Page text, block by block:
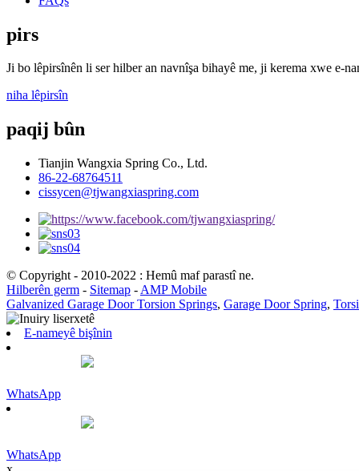
pirs
Ji bo lêpirsînên li ser hilber an navnîşa bihayê me, ji kerema xwe e-
niha lêpirsîn
paqij bûn
Tianjin Wangxia Spring Co., Ltd.
86-22-68764511
cissycen@tjwangxiaspring.com
© Copyright - 2010-2022 : Hemû maf parastî ne.
Hilberên germ - Sitemap - AMP Mobile
Galvanized Garage Door Torsion Springs, Garage Door Spring,
E-nameyê bişînin
WhatsApp
WhatsApp